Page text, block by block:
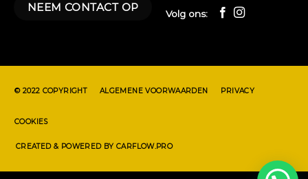
NEEM CONTACT OP Volg ons:
© 2022 COPYRIGHT ALGEMENE VOORWAARDEN PRIVACY
COOKIES
CREATED & POWERED BY CARFLOW.PRO